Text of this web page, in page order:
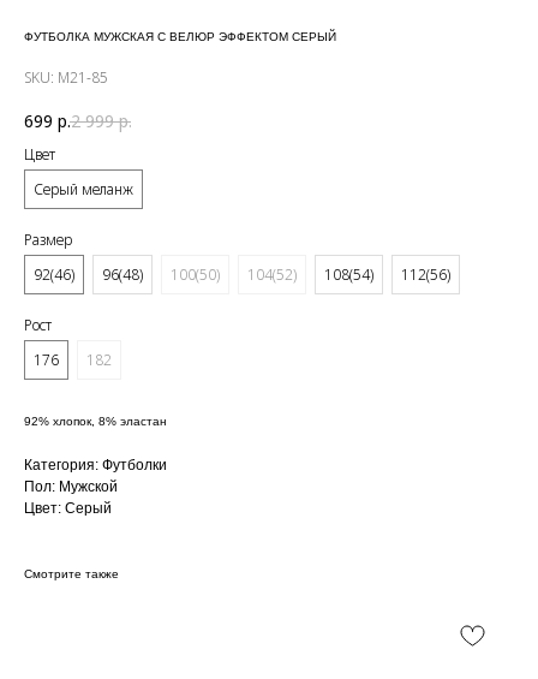
ФУТБОЛКА МУЖСКАЯ С ВЕЛЮР ЭФФЕКТОМ СЕРЫЙ
SKU: М21-85
699 р.2 999 р.
Цвет
Серый меланж
Размер
92(46)
96(48) 100(50) 104(52) 108(54) 112(56)
Рост
176
182
92% хлопок, 8% эластан
Категория: Футболки
Пол: Мужской
Цвет: Серый
Смотрите также